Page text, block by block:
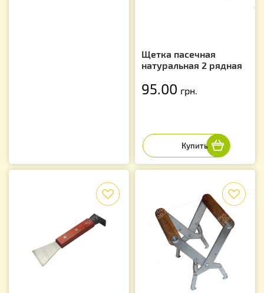
Щетка пасечная
натуральная 2 рядная
95.00 грн.